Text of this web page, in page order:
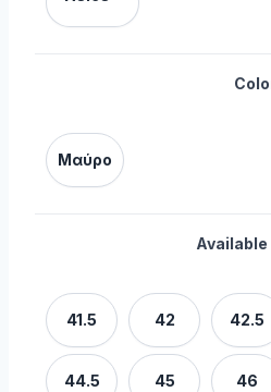
Μαύρο
41.5 42 42.5
44.5 45 46